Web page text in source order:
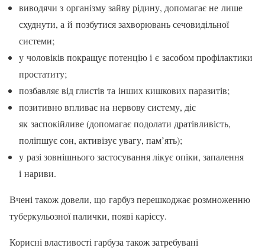
виводячи з організму зайву рідину, допомагає не лише
схуд­нути, а й позбутися захворювань сечовидільної
системи;
у чоловіків покращує потен­цію і є засобом профілактики
про­статиту;
позбавляє від глистів та ін­ших кишкових паразитів;
позитивно впливає на не­рвову систему, діє
як заспокійли­ве (допомагає подолати дратів­ливість,
поліпшує сон, активізує увагу, пам’ять);
у разі зовнішнього застосу­вання лікує опіки, запалення
і на­риви.
Вчені також довели, що гарбуз перешкоджає розмноженню
ту­беркульозної палички, появі карі­єсу.
Корисні властивості гарбуза також затребувані